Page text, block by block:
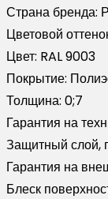
Страна бренда:
Цветовой
Цвет: RAL 9003
Покрытие:
Толщина: 0;7
Гарантия на
Защитный слой,
Гарантия на
Блеск